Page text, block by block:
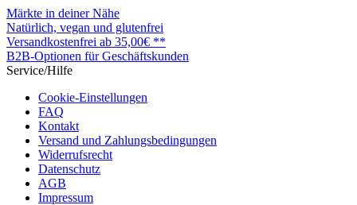
Märkte in deiner Nähe
Natürlich, vegan und glutenfrei
Versandkostenfrei ab 35,00€ **
B2B-Optionen für Geschäftskunden
Service/Hilfe
Cookie-Einstellungen
FAQ
Kontakt
Versand und Zahlungsbedingungen
Widerrufsrecht
Datenschutz
AGB
Impressum